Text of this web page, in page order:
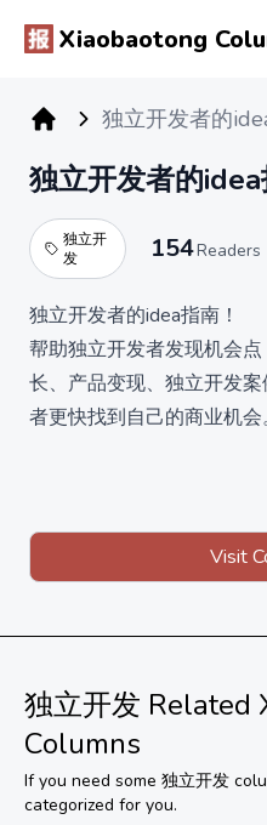
Xiaobaotong
独立开发者的
独立开发者的
独立开
发
154Readers
独立开发者的idea指南！
帮助独立开发者发现机会
长、产品变现、独立开发
者更快找到自己的商业机会。
Visit
独立开发 Related
Columns
If you need some 独立开发
categorized for you.